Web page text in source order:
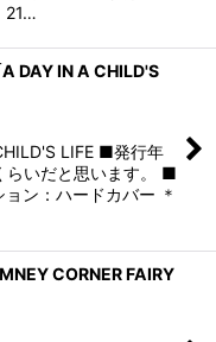
21…
DAY IN A CHILD'S
LIFE ■発行年
らいだと思います。 ■
ン：ハードカバー ＊
CORNER FAIRY